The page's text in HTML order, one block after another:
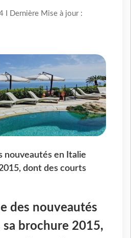
I Dernière Mise à jour :
nouveautés en Italie
dont des courts
des nouveautés
sa brochure 2015,